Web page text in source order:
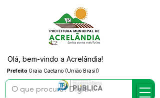
Prefeito Graia Caetano (União Brasil)
Olá, bem-vindo a Acrelândia!